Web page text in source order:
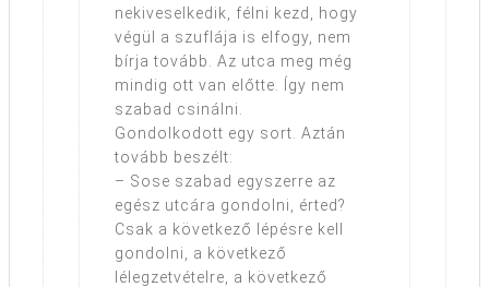
nekiveselkedik, félni kezd, hogy
végül a szuflája is elfogy, nem
bírja tovább. Az utca meg még
mindig ott van előtte. Így nem
szabad csinálni.
Gondolkodott egy sort. Aztán
tovább beszélt:
– Sose szabad egyszerre az
egész utcára gondolni, érted?
Csak a következő lépésre kell
gondolni, a következő
lélegzetvételre, a következő